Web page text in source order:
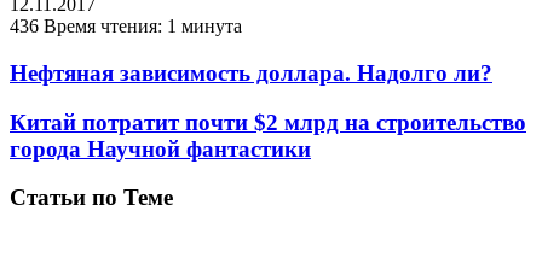
12.11.2017
436 Время чтения: 1 минута
Нефтяная зависимость доллара. Надолго ли?
Китай потратит почти $2 млрд на строительство
города Научной фантастики
Статьи по Теме